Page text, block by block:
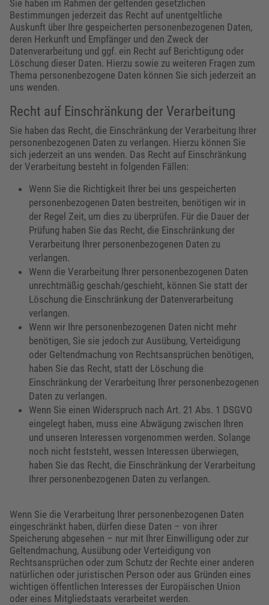
Sie haben im Rahmen der geltenden gesetzlichen
Bestimmungen jederzeit das Recht auf unentgeltliche
Auskunft über Ihre gespeicherten personenbezogenen Daten,
deren Herkunft und Empfänger und den Zweck der
Datenverarbeitung und ggf. ein Recht auf Berichtigung oder
Löschung dieser Daten. Hierzu sowie zu weiteren Fragen zum
Thema personenbezogene Daten können Sie sich jederzeit an
uns wenden.
Recht auf Einschränkung der Verarbeitung
Sie haben das Recht, die Einschränkung der Verarbeitung Ihrer
personenbezogenen Daten zu verlangen. Hierzu können Sie
sich jederzeit an uns wenden. Das Recht auf Einschränkung
der Verarbeitung besteht in folgenden Fällen:
Wenn Sie die Richtigkeit Ihrer bei uns gespeicherten
personenbezogenen Daten bestreiten, benötigen wir in
der Regel Zeit, um dies zu überprüfen. Für die Dauer der
Prüfung haben Sie das Recht, die Einschränkung der
Verarbeitung Ihrer personenbezogenen Daten zu
verlangen.
Wenn die Verarbeitung Ihrer personenbezogenen Daten
unrechtmäßig geschah/geschieht, können Sie statt der
Löschung die Einschränkung der Datenverarbeitung
verlangen.
Wenn wir Ihre personenbezogenen Daten nicht mehr
benötigen, Sie sie jedoch zur Ausübung, Verteidigung
oder Geltendmachung von Rechtsansprüchen benötigen,
haben Sie das Recht, statt der Löschung die
Einschränkung der Verarbeitung Ihrer personenbezogenen
Daten zu verlangen.
Wenn Sie einen Widerspruch nach Art. 21 Abs. 1 DSGVO
eingelegt haben, muss eine Abwägung zwischen Ihren
und unseren Interessen vorgenommen werden. Solange
noch nicht feststeht, wessen Interessen überwiegen,
haben Sie das Recht, die Einschränkung der Verarbeitung
Ihrer personenbezogenen Daten zu verlangen.
Wenn Sie die Verarbeitung Ihrer personenbezogenen Daten
eingeschränkt haben, dürfen diese Daten – von ihrer
Speicherung abgesehen – nur mit Ihrer Einwilligung oder zur
Geltendmachung, Ausübung oder Verteidigung von
Rechtsansprüchen oder zum Schutz der Rechte einer anderen
natürlichen oder juristischen Person oder aus Gründen eines
wichtigen öffentlichen Interesses der Europäischen Union
oder eines Mitgliedstaats verarbeitet werden.